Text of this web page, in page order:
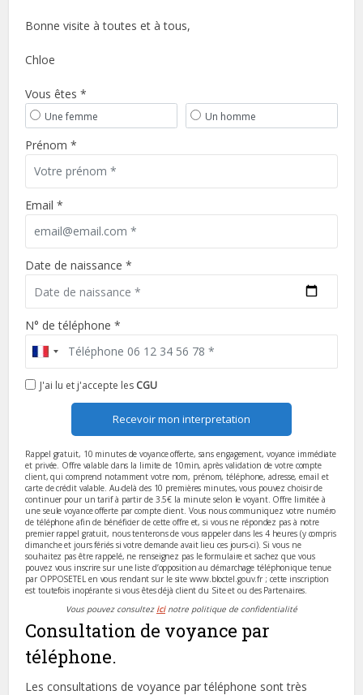
Bonne visite à toutes et à tous,
Chloe
Vous êtes *
Une femme Un homme
Prénom *
Email *
Date de naissance *
N° de téléphone *
J'ai lu et j'accepte les CGU
Recevoir mon interpretation
Rappel gratuit, 10 minutes de voyance offerte, sans engagement, voyance immédiate
et privée. Offre valable dans la limite de 10min, après validation de votre compte
client, qui comprend notamment votre nom, prénom, téléphone, adresse, email et
carte de crédit valable. Au-delà des 10 premières minutes, vous pouvez choisir de
continuer pour un tarif à partir de 3.5€ la minute selon le voyant. Offre limitée à
une seule voyance offerte par compte client. Vous nous communiquez votre numéro
de téléphone afin de bénéficier de cette offre et, si vous ne répondez pas à notre
premier rappel gratuit, nous tenterons de vous rappeler dans les 4 heures (y compris
dimanche et jours fériés si votre demande avait lieu ces jours-ci). Si vous ne
souhaitez pas être rappelé, ne renseignez pas le formulaire et sachez que vous
pouvez vous inscrire sur une liste d’opposition au démarchage téléphonique tenue
par OPPOSETEL en vous rendant sur le site www.bloctel.gouv.fr ; cette inscription
est toutefois inopérante si vous êtes déjà client du Site et ou des Partenaires.
Vous pouvez consultez icinotre politique de confidentialité
Consultation de voyance par
téléphone.
Les consultations de voyance par téléphone sont très